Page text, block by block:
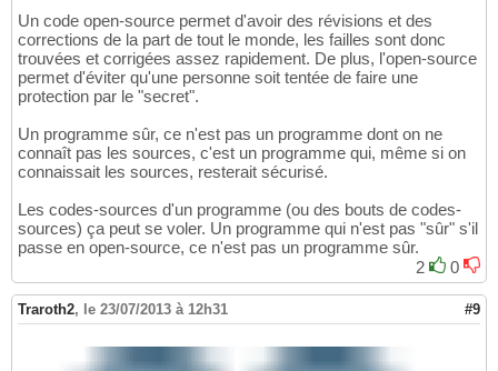
Un code open-source permet d'avoir des révisions et des
corrections de la part de tout le monde, les failles sont donc
trouvées et corrigées assez rapidement. De plus, l'open-source
permet d'éviter qu'une personne soit tentée de faire une
protection par le "secret".
Un programme sûr, ce n'est pas un programme dont on ne
connaît pas les sources, c'est un programme qui, même si on
connaissait les sources, resterait sécurisé.
Les codes-sources d'un programme (ou des bouts de codes-
sources) ça peut se voler. Un programme qui n'est pas "sûr" s'il
passe en open-source, ce n'est pas un programme sûr.
2
0
Traroth2, le 23/07/2013 à 12h31 #9